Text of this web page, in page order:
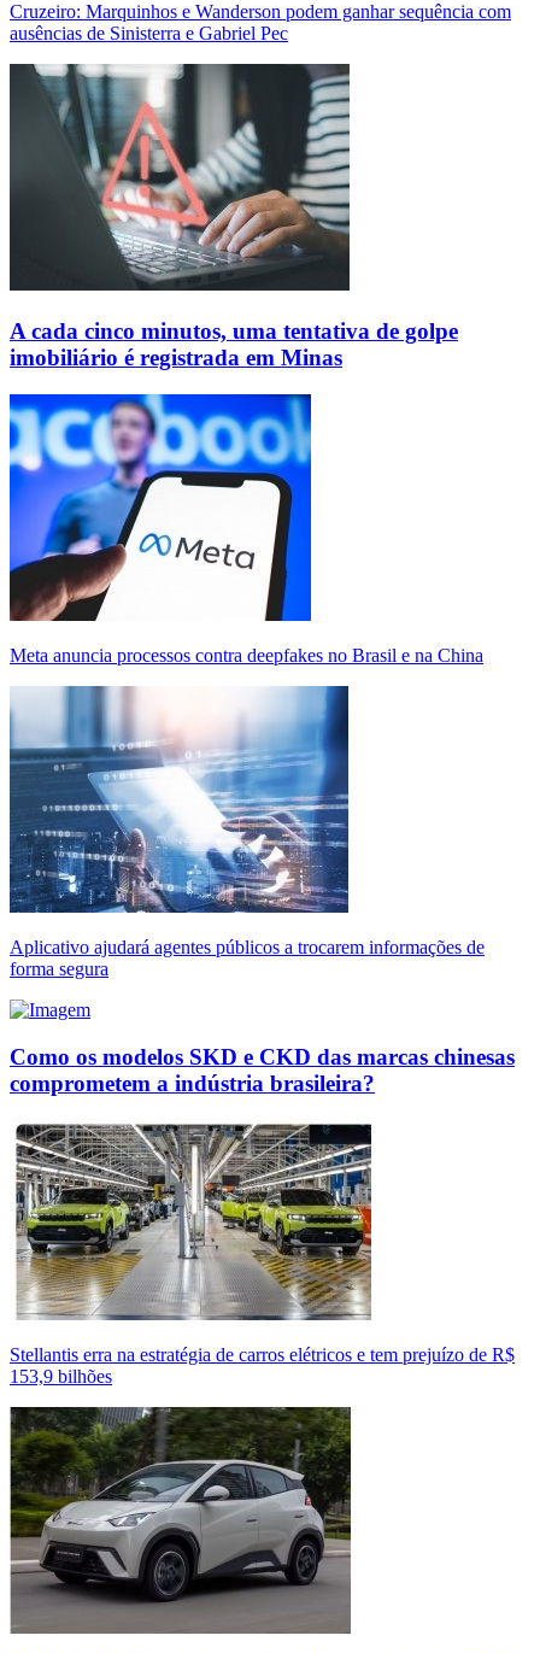
Cruzeiro: Marquinhos e Wanderson podem ganhar sequência com
ausências de Sinisterra e Gabriel Pec
A cada cinco minutos, uma tentativa de golpe
imobiliário é registrada em Minas
Meta anuncia processos contra deepfakes no Brasil e na China
Aplicativo ajudará agentes públicos a trocarem informações de
forma segura
Como os modelos SKD e CKD das marcas chinesas
comprometem a indústria brasileira?
Stellantis erra na estratégia de carros elétricos e tem prejuízo de R$
153,9 bilhões